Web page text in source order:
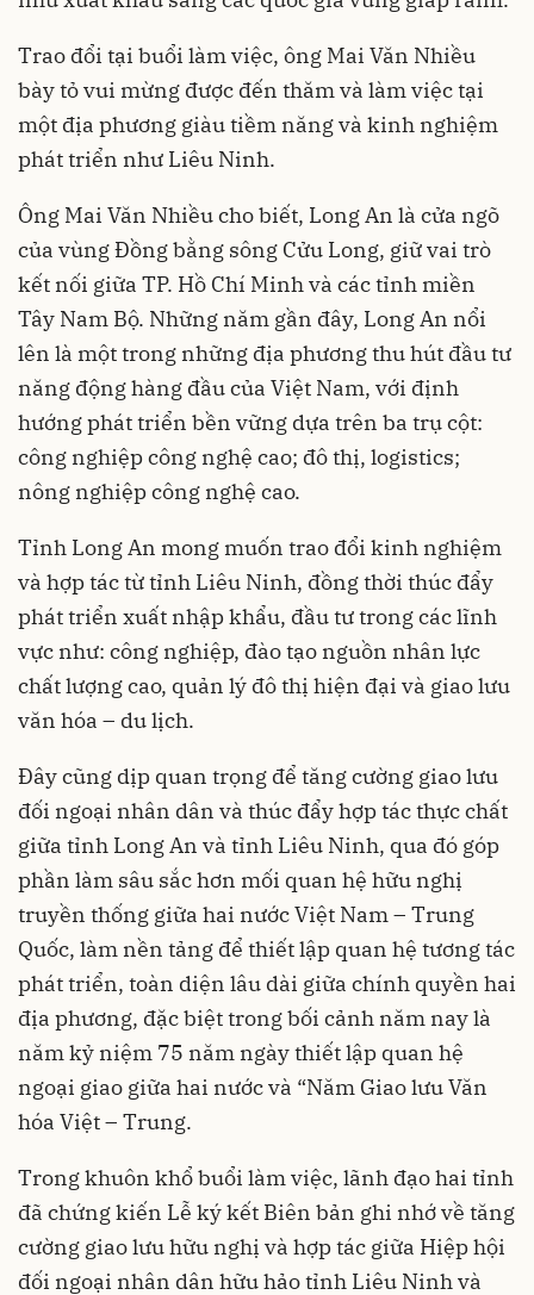
Trao đổi tại buổi làm việc, ông Mai Văn Nhiều
bày tỏ vui mừng được đến thăm và làm việc tại
một địa phương giàu tiềm năng và kinh nghiệm
phát triển như Liêu Ninh.
Ông Mai Văn Nhiều cho biết, Long An là cửa ngõ
của vùng Đồng bằng sông Cửu Long, giữ vai trò
kết nối giữa TP. Hồ Chí Minh và các tỉnh miền
Tây Nam Bộ. Những năm gần đây, Long An nổi
lên là một trong những địa phương thu hút đầu tư
năng động hàng đầu của Việt Nam, với định
hướng phát triển bền vững dựa trên ba trụ cột:
công nghiệp công nghệ cao; đô thị, logistics;
nông nghiệp công nghệ cao.
Tỉnh Long An mong muốn trao đổi kinh nghiệm
và hợp tác từ tỉnh Liêu Ninh, đồng thời thúc đẩy
phát triển xuất nhập khẩu, đầu tư trong các lĩnh
vực như: công nghiệp, đào tạo nguồn nhân lực
chất lượng cao, quản lý đô thị hiện đại và giao lưu
văn hóa – du lịch.
Đây cũng dịp quan trọng để tăng cường giao lưu
đối ngoại nhân dân và thúc đẩy hợp tác thực chất
giữa tỉnh Long An và tỉnh Liêu Ninh, qua đó góp
phần làm sâu sắc hơn mối quan hệ hữu nghị
truyền thống giữa hai nước Việt Nam – Trung
Quốc, làm nền tảng để thiết lập quan hệ tương tác
phát triển, toàn diện lâu dài giữa chính quyền hai
địa phương, đặc biệt trong bối cảnh năm nay là
năm kỷ niệm 75 năm ngày thiết lập quan hệ
ngoại giao giữa hai nước và “Năm Giao lưu Văn
hóa Việt – Trung.
Trong khuôn khổ buổi làm việc, lãnh đạo hai tỉnh
đã chứng kiến Lễ ký kết Biên bản ghi nhớ về tăng
cường giao lưu hữu nghị và hợp tác giữa Hiệp hội
đối ngoại nhân dân hữu hảo tỉnh Liêu Ninh và